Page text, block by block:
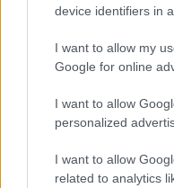
device identifiers in
I want to allow my
Google for online
I want to allow
personalized
I want to allow
related to analytics
Forrás:hvg.hu
Zene Betegség